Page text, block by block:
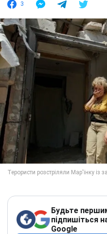
3
Будьте
підпишіться
Google